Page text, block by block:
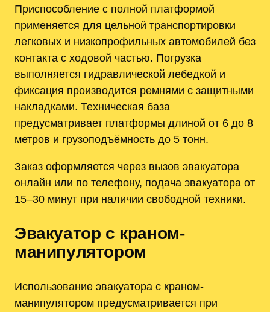
Приспособление с полной платформой
применяется для цельной транспортировки
легковых и низкопрофильных автомобилей без
контакта с ходовой частью. Погрузка
выполняется гидравлической лебедкой и
фиксация производится ремнями с защитными
накладками. Техническая база
предусматривает платформы длиной от 6 до 8
метров и грузоподъёмность до 5 тонн.
Заказ оформляется через вызов эвакуатора
онлайн или по телефону, подача эвакуатора от
15–30 минут при наличии свободной техники.
Эвакуатор с краном-
манипулятором
Использование эвакуатора с краном-
манипулятором предусматривается при